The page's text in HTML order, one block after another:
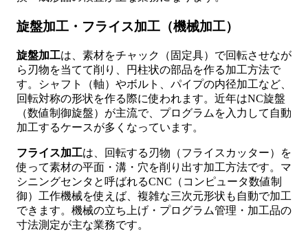
旋盤加工・フライス加工（機械加工）
旋盤加工は、素材をチャック（固定具）で回転させなが
ら刃物を当てて削り、円柱状の部品を作る加工方法で
す。シャフト（軸）やボルト、パイプの内径加工など、
回転対称の形状を作る際に使われます。近年はNC旋盤
（数値制御旋盤）が主流で、プログラムを入力して自動
加工するケースが多くなっています。
フライス加工は、回転する刃物（フライスカッター）を
使って素材の平面・溝・穴を削り出す加工方法です。マ
シニングセンタと呼ばれるCNC（コンピュータ数値制
御）工作機械を使えば、複雑な三次元形状も自動で加工
できます。機械の立ち上げ・プログラム管理・加工品の
寸法測定が主な業務です。